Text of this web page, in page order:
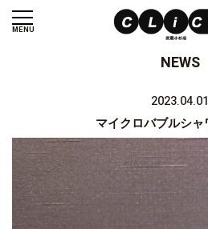
MENU
NEWS
2023.04.01
マイクロバブルシャ